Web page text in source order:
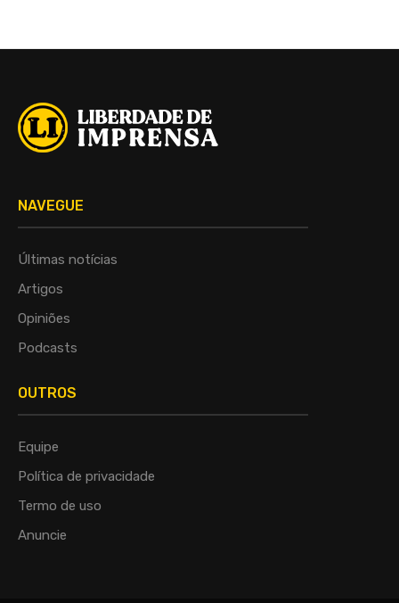
NAVEGUE
Últimas notícias
Artigos
Opiniões
Podcasts
OUTROS
Equipe
Política de privacidade
Termo de uso
Anuncie